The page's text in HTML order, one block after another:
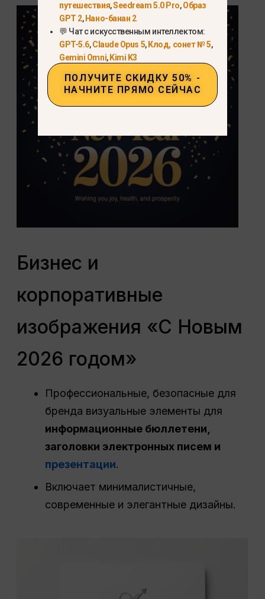
Бизнес и
корпоративные
изображения «С Новым
2026 годом»
Профессиональные, безопасные для
бренда визуальные элементы для
информационные бюллетени,
заголовки электронных писем и
презентации.
Включает минималистичные,
современные и элегантные дизайны.
путешествия,Seedream 5.0 Pro,Образ
GPT 2,Нано-банан 2
💬 Чат с искусственным интеллектом:
GPT-5.6,Claude Opus 5,Клод, сонет № 5,
Gemini Omni,Kimi K3
ПОЛУЧИТЕ СКИДКУ 50% -
НАЧНИТЕ ПРЯМО СЕЙЧАС